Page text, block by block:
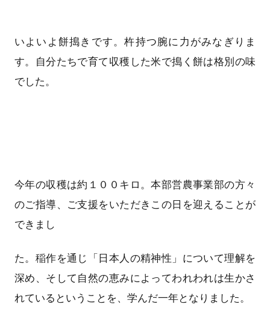
いよいよ餅搗きです。杵持つ腕に力がみなぎりま
す。自分たちで育て収穫した米で搗く餅は格別の味
でした。
今年の収穫は約１００キロ。本部営農事業部の方々
のご指導、ご支援をいただきこの日を迎えることが
できまし
た。稲作を通じ「日本人の精神性」について理解を
深め、そして自然の恵みによってわれわれは生かさ
れているということを、学んだ一年となりました。